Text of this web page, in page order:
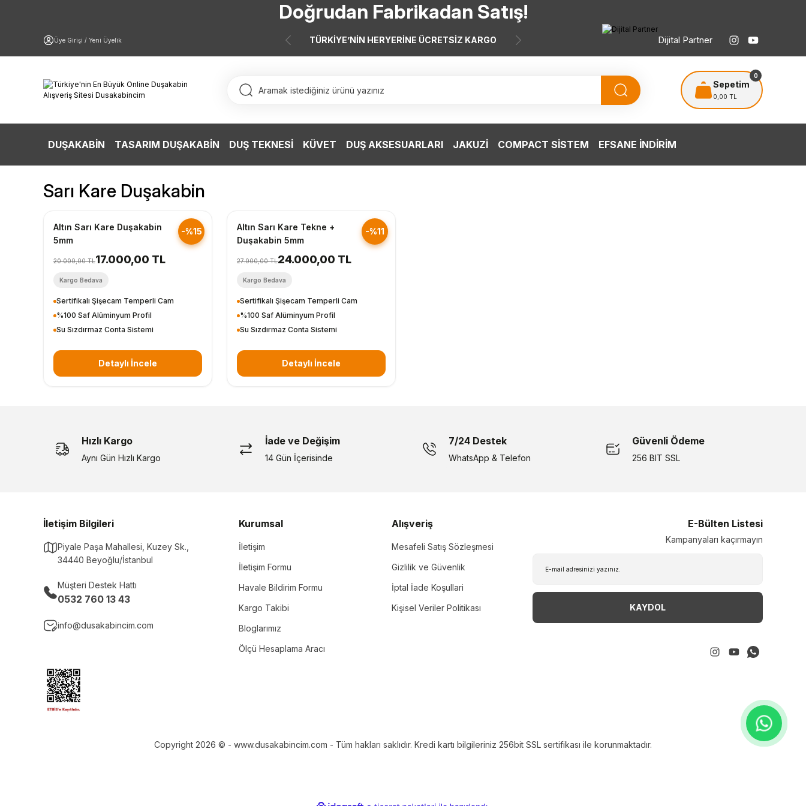
Doğrudan Fabrikadan Satış!
7 Taksit 0 Vade Farkı
Doğrudan Fabrikadan Satış!
Üye Girişi / Yeni Üyelik TÜRKİYE’NİN HERYERİNE ÜCRETSİZ KARGO TÜRKİYE’NİN HERYERİNE ÜCRETSİZ KARGO
Dijital Partner
Sepetim
0,00 TL
0
DUŞAKABİN TASARIM DUŞAKABİN DUŞ TEKNESİ KÜVET DUŞ AKSESUARLARI JAKUZİ COMPACT SİSTEM EFSANE İNDİRİM
Sarı Kare Duşakabin
-%15
Altın Sarı Kare Duşakabin
5mm
20.000,00 TL17.000,00 TL
Kargo Bedava
Sertifikalı Şişecam Temperli Cam
%100 Saf Alüminyum Profil
Su Sızdırmaz Conta Sistemi
Detaylı İncele
-%11
Altın Sarı Kare Tekne +
Duşakabin 5mm
27.000,00 TL24.000,00 TL
Kargo Bedava
Sertifikalı Şişecam Temperli Cam
%100 Saf Alüminyum Profil
Su Sızdırmaz Conta Sistemi
Detaylı İncele
Hızlı Kargo
Aynı Gün Hızlı Kargo
İade ve Değişim
14 Gün İçerisinde
7/24 Destek
WhatsApp & Telefon
Güvenli Ödeme
256 BIT SSL
İletişim Bilgileri
Piyale Paşa Mahallesi, Kuzey Sk.,
34440 Beyoğlu/İstanbul
Müşteri Destek Hattı
0532 760 13 43
info@dusakabincim.com
Kurumsal
İletişim
İletişim Formu
Havale Bildirim Formu
Kargo Takibi
Bloglarımız
Ölçü Hesaplama Aracı
Alışveriş
Mesafeli Satış Sözleşmesi
Gizlilik ve Güvenlik
İptal İade Koşullari
Kişisel Veriler Politikası
E-Bülten Listesi
Kampanyaları kaçırmayın
KAYDOL
Copyright 2026 © - www.dusakabincim.com - Tüm hakları saklıdır. Kredi kartı bilgileriniz 256bit SSL sertifikası ile korunmaktadır.